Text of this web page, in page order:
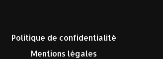
Politique de confidentialité
Mentions légales